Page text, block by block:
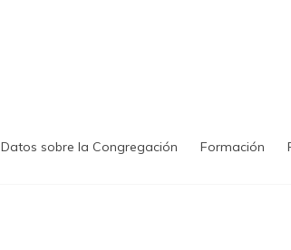
Datos sobre la Congregación Formación